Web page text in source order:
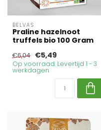
BELVAS
Praline hazelnoot
truffels bio 100 Gram
€6,04 €5,49
Op voorraad. Levertijd 1 - 3
werkdagen